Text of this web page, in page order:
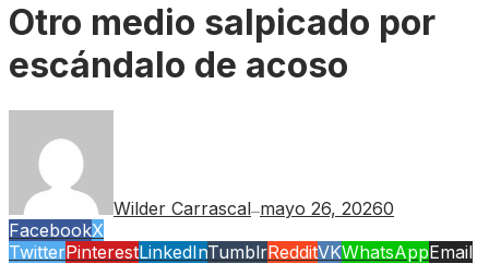
Otro medio salpicado por
escándalo de acoso
Wilder Carrascal—mayo 26, 20260
FacebookX
TwitterPinterestLinkedInTumblrRedditVKWhatsAppEmail